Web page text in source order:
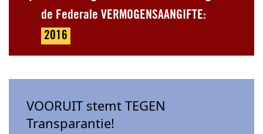
de Federale VERMOGENSAANGIFTE:
2016
VOORUIT stemt TEGEN
Transparantie!